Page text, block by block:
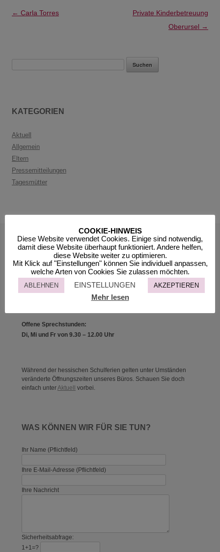
Beitragsnavigation
← Carla Torres
Private Kinderbetreuung
Oberursel →
KATEGORIEN
Aktuell
Allgemein
Eltern
Pressemitteilungen
Tagesmütter
SO ERREICHEN SIE UNS
NEST-WERK e. V.
Ackergasse 28
61440 Oberursel (Taunus)
Offene Sprechstunden:
Di, Mi und Fr von 9.30 – 12.00 Uhr
Während der hessischen Schulferien gelten unter Umständen
veränderte Öffnungszeiten unseres Büros. Schauen Sie doch
einfach unterAktuell vorbei.
WAS KÖNNEN WIR FÜR SIE TUN?
Ihr Name (Pflichtfeld)
Ihre E-Mail-Adresse (Pflichtfeld)
Ihre Nachricht
Sicherheitsabfrage:
1+1=?
COOKIE-HINWEIS
Diese Website verwendet Cookies. Einige sind notwendig,
damit diese Website überhaupt funktioniert. Andere helfen,
diese Website weiter zu optimieren.
Mit Klick auf "Einstellungen" können Sie individuell anpassen,
welche Arten von Cookies Sie zulassen möchten.
ABLEHNEN EINSTELLUNGEN AKZEPTIEREN
Mehr lesen